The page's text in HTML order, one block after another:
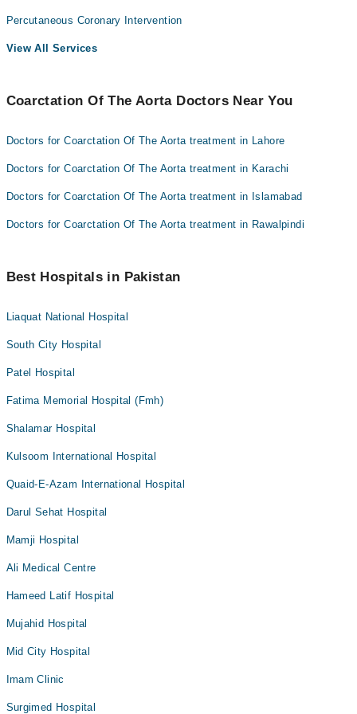
سرجری
ایورٹا میں ایک ٹکڑا گرافٹ کیا جاتا ہے تاکہ خون کی
Percutaneous Coronary Intervention
View All Services
Coarctation Of The Aorta Doctors Near You
Doctors for Coarctation Of The Aorta treatment in Lahore
Doctors for Coarctation Of The Aorta treatment in Karachi
Doctors for Coarctation Of The Aorta treatment in Islamabad
Doctors for Coarctation Of The Aorta treatment in Rawalpindi
Best Hospitals in Pakistan
Liaquat National Hospital
South City Hospital
Patel Hospital
Fatima Memorial Hospital (Fmh)
Shalamar Hospital
Kulsoom International Hospital
Quaid-E-Azam International Hospital
Darul Sehat Hospital
Mamji Hospital
Ali Medical Centre
Hameed Latif Hospital
Mujahid Hospital
Mid City Hospital
Imam Clinic
Surgimed Hospital